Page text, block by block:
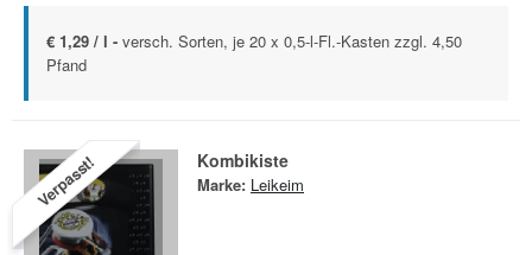
€ 1,29 / l - versch. Sorten, je 20 x 0,5-l-Fl.-Kasten zzgl. 4,50
Pfand
Verpasst! Kombikiste
Marke: Leikeim